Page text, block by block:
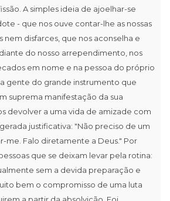
A simples ideia de ajoelhar-se
- que nos ouve contar-lhe as nossas
nem disfarces, que nos aconselha e
do nosso arrependimento, nos
em nome e na pessoa do próprio
gente do grande instrumento que
suprema manifestação da sua
devolver a uma vida de amizade com
justificativa: "Não preciso de um
me. Falo diretamente a Deus." Por
que se deixam levar pela rotina:
sem a devida preparação e
bem o compromisso de uma luta
a partir da absolvição. Foi